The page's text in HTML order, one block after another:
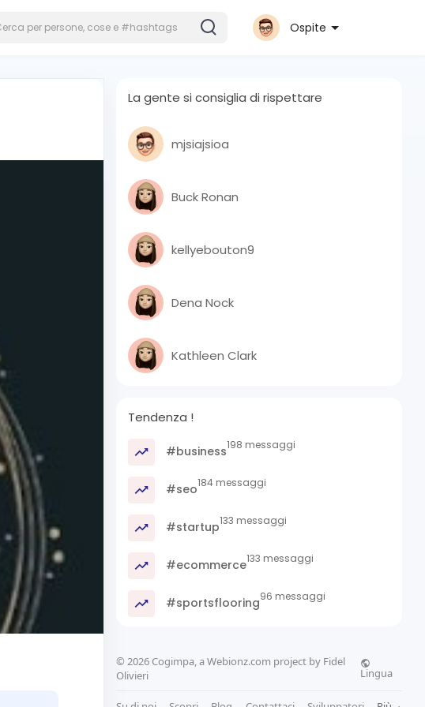
Ospite
La gente si consiglia di rispettare
mjsiajsioa
Buck Ronan
kellyebouton9
Dena Nock
Kathleen Clark
Tendenza !
#business198 messaggi
#seo184 messaggi
#startup133 messaggi
#ecommerce133 messaggi
#sportsflooring96 messaggi
© 2026 Cogimpa, a Webionz.com project by Fidel
Olivieri
Lingua